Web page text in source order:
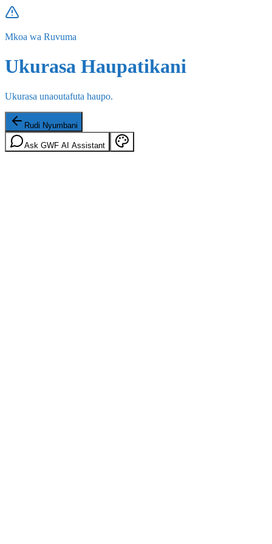
Mkoa wa Ruvuma
Ukurasa Haupatikani
Ukurasa unaoutafuta haupo.
Rudi Nyumbani
Ask GWF AI Assistant